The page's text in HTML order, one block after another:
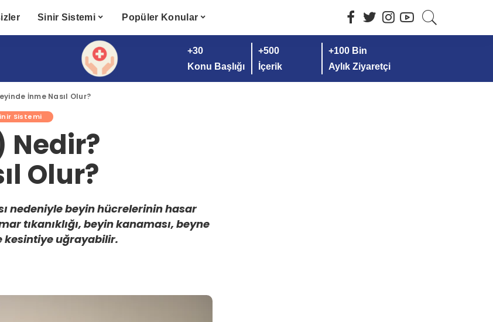
Sinir Sistemi Popüler Konular
+30
Konu Başlığı
+500
İçerik
+100 Bin
Aylık Ziyaretçi
İnme Nasıl Olur?
Sistemi
Nedir?
Olur?
nedeniyle beyin hücrelerinin hasar
tıkanıklığı, beyin kanaması, beyne
kesintiye uğrayabilir.